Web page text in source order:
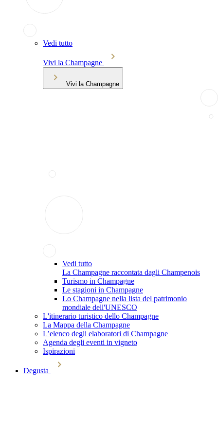
Vedi tutto
Vivi la Champagne
Vivi la Champagne
Vedi tutto
La Champagne raccontata dagli Champenois
Turismo in Champagne
Le stagioni in Champagne
Lo Champagne nella lista del patrimonio
mondiale dell'UNESCO
L'itinerario turistico dello Champagne
La Mappa della Champagne
L’elenco degli elaboratori di Champagne
Agenda degli eventi in vigneto
Ispirazioni
Degusta